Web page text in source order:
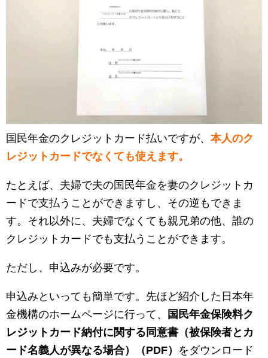
国民年金のクレジットカード払いですが、 本人のク
レジットカードでなくても使えます。
たとえば、夫婦で夫の国民年金を妻のクレジットカ
ードで支払うことができますし、その逆もできま
す。それ以外に、夫婦でなくても親兄弟の他、誰の
クレジットカードでも支払うことができます。
ただし、申込みが必要です。
申込みといっても簡単です。先ほど紹介した日本年
金機構のホームページに行って、
国民年金保険料ク
レジットカード納付に関する同意書（被保険者とカ
ード名義人が異なる場合）（PDF） をダウンロード